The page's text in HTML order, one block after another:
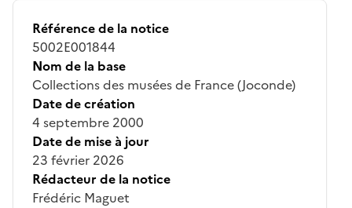
Référence de la notice
5002E001844
Nom de la base
Collections des musées de France (Joconde)
Date de création
4 septembre 2000
Date de mise à jour
23 février 2026
Rédacteur de la notice
Frédéric Maguet